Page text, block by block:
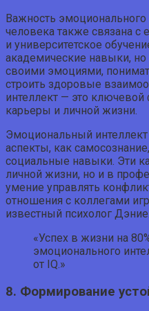
Важность
человека также связана с
и университетское
академические навыки, но
своими эмоциями,
строить здоровые
интеллект — это
карьеры и личной жизни.
Эмоциональный
аспекты, как
социальные навыки. Эти
личной жизни, но и в
умение управлять
отношения с коллегами
известный психолог
«Успех в жизни на
эмоционального
от IQ.»
8. Формирование